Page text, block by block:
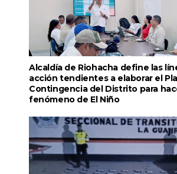
Alcaldía de Riohacha define las
acción tendientes a elaborar el
Contingencia del Distrito para
fenómeno de El Niño